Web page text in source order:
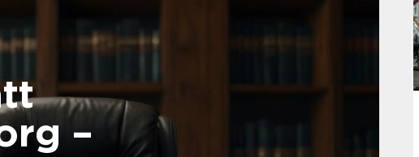
–